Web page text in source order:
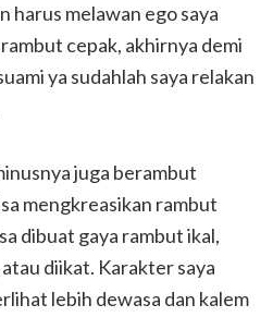
harus melawan ego saya
cepak, akhirnya demi
ya sudahlah saya relakan
juga berambut
mengkreasikan rambut
dibuat gaya rambut ikal,
diikat. Karakter saya
lebih dewasa dan kalem